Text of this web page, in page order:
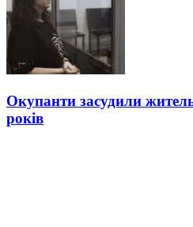
Окупанти засудили
років